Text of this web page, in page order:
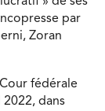
par
Zoran
fédérale
dans